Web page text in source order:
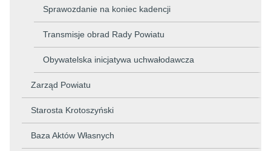
Sprawozdanie na koniec kadencji
Transmisje obrad Rady Powiatu
Obywatelska inicjatywa uchwałodawcza
Zarząd Powiatu
Starosta Krotoszyński
Baza Aktów Własnych